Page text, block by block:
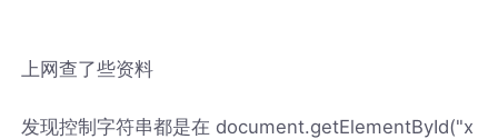
上网查了些资料
发现控制字符串都是在 document.getElementById("x